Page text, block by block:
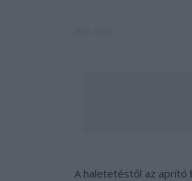
A haletetéstől az aprító